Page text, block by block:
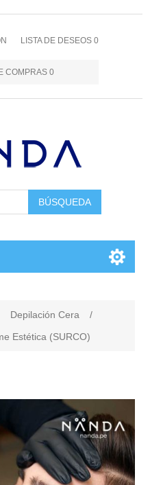
LISTA DE DESEOS 0
COMPRAS 0
BÚSQUEDA
Depilación Cera
/
Estética (SURCO)